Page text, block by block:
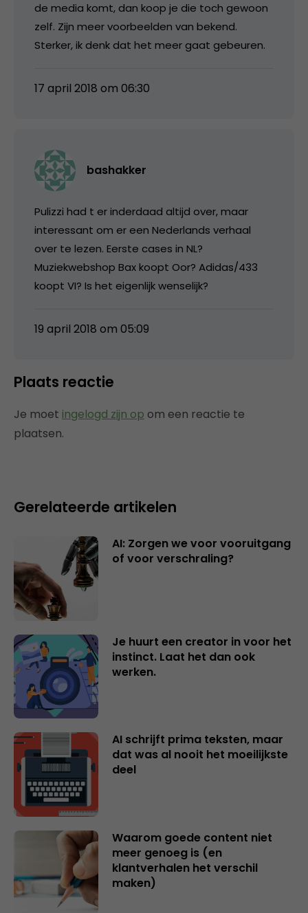
de media komt, dan koop je die toch gewoon
zelf. Zijn meer voorbeelden van bekend.
Sterker, ik denk dat het meer gaat gebeuren.
17 april 2018 om 06:30
bashakker
Pulizzi had t er inderdaad altijd over, maar
interessant om er een Nederlands verhaal
over te lezen. Eerste cases in NL?
Muziekwebshop Bax koopt Oor? Adidas/433
koopt VI? Is het eigenlijk wenselijk?
19 april 2018 om 05:09
Plaats reactie
Je moet ingelogd zijn op om een reactie te
plaatsen.
Gerelateerde artikelen
AI: Zorgen we voor vooruitgang
of voor verschraling?
Je huurt een creator in voor het
instinct. Laat het dan ook
werken.
AI schrijft prima teksten, maar
dat was al nooit het moeilijkste
deel
Waarom goede content niet
meer genoeg is (en
klantverhalen het verschil
maken)